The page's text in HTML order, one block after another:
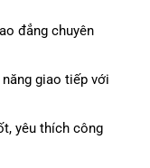
đẳng chuyên
giao tiếp với
yêu thích công